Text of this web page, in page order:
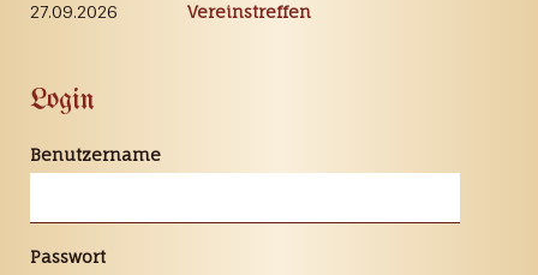
27.09.2026
Vereinstreffen
Login
Benutzername
Passwort